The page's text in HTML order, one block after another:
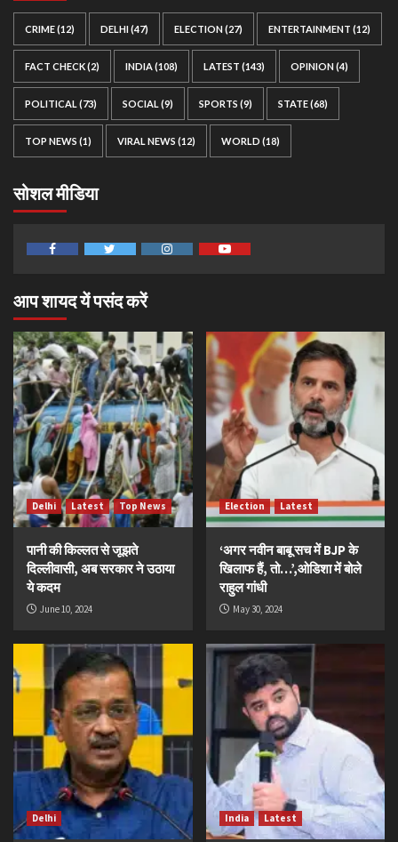
CRIME(12) DELHI(47) ELECTION(27) ENTERTAINMENT (12)
FACT CHECK(2) INDIA(108) LATEST (143) OPINION(4)
POLITICAL (73) SOCIAL (9) SPORTS (9) STATE(68)
TOP NEWS (1) VIRAL NEWS (12) WORLD (18)
सोशल मीडिया
आप शायद यें पसंद करें
Delhi Latest Top News
पानी की किल्लत से जूझते
दिल्लीवासी, अब सरकार ने उठाया
ये कदम
June 10, 2024
Election Latest
‘अगर नवीन बाबू सच में BJP के
खिलाफ हैं, तो…’,ओडिशा में बोले
राहुल गांधी
May 30, 2024
Delhi India Latest